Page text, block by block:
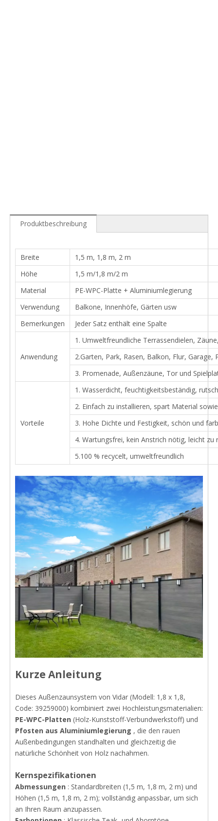
Produktbeschreibung
Breite
1,5 m, 1,8 m, 2 m
Höhe
1,5 m/1,8 m/2 m
Material
PE-WPC-Platte + Aluminiumlegierung
Verwendung
Balkone, Innenhöfe, Gärten usw
Bemerkungen
Jeder Satz enthält eine Spalte
Anwendung
1. Umweltfreundliche Terrassendielen,
2.Garten, Park, Rasen, Balkon, Flur, Garage,
3. Promenade, Außenzäune, Tor und
Vorteile
1. Wasserdicht, feuchtigkeitsbeständig,
2. Einfach zu installieren, spart Material
3. Hohe Dichte und Festigkeit, schön und
4. Wartungsfrei, kein Anstrich nötig, leicht zu
5.100 % recycelt, umweltfreundlich
Kurze Anleitung
Dieses Außenzaunsystem von Vidar (Modell: 1,8 x 1,8,
Code: 39259000) kombiniert zwei Hochleistungsmaterialien:
PE-WPC-Platten (Holz-Kunststoff-Verbundwerkstoff) und
Pfosten aus Aluminiumlegierung , die den rauen
Außenbedingungen standhalten und gleichzeitig die
natürliche Schönheit von Holz nachahmen.
Kernspezifikationen
Abmessungen : Standardbreiten (1,5 m, 1,8 m, 2 m) und
Höhen (1,5 m, 1,8 m, 2 m); vollständig anpassbar, um sich
an Ihren Raum anzupassen.